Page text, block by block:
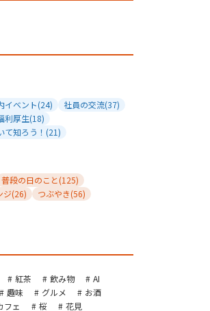
イベント(24) 社員の交流(37)
利厚生(18)
て知ろう！ (21)
普段の日のこと(125)
ジ(26) つぶやき(56)
紅茶 飲み物
AI
趣味 グルメ
お酒
フェ 桜
花見